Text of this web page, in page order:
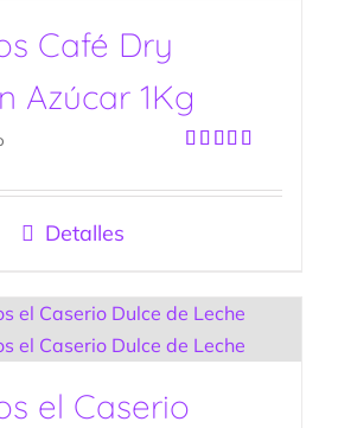
Café Dry
Azúcar 1Kg
con5.00de
Detalles
el Caserio